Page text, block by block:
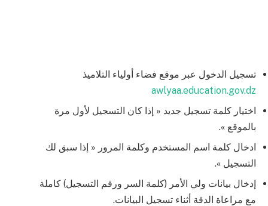
تسجيل الدخول عبر موقع فضاء أولياء التلاميذ
awlyaa.education.gov.dz
اختيار كلمة تسجيل جديد « إذا كان التسجيل لأول مرة
بالموقع ».
ادخال كلمة اسم المستخدم وكلمة المرور « إذا سبق لك
التسجيل ».
إدخال بيانات ولي الأمر (كلمة السر ورقم التسجيل) كاملة
مع مراعاة الدقة أثناء تسجيل البيانات.